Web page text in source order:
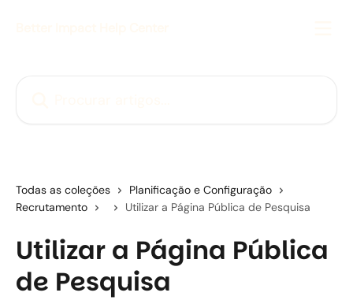
Todas as coleções
Planificação e Configuração
Recrutamento
Utilizar a Página Pública de Pesquisa
Utilizar a Página Pública
de Pesquisa